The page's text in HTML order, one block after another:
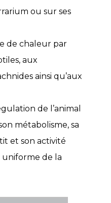
ou sur ses
de chaleur par
aux
ainsi qu’aux
de l’animal
métabolisme, sa
et son activité
uniforme de la